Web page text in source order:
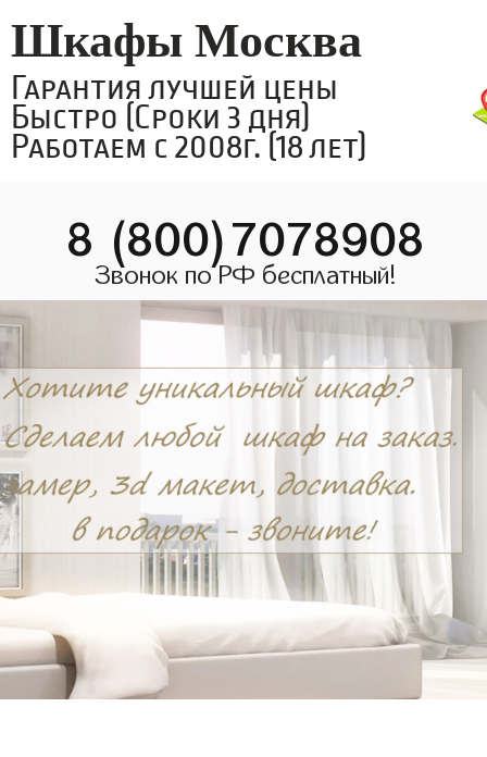
Шкафы Москва
Гарантия лучшей цены
Быстро (Сроки 3 дня)
Работаем с 2008г. (18 лет)
8 (800)7078908
Звонок по РФ бесплатный!